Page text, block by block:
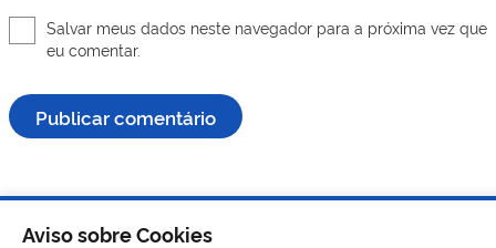
Salvar meus dados neste navegador para a próxima vez que
eu comentar.
Aviso sobre Cookies